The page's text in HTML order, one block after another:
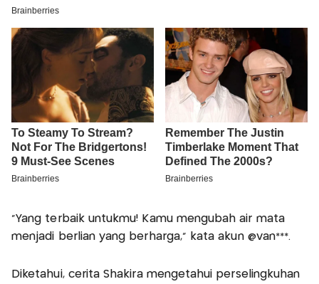
"Yang terbaik untukmu! Kamu mengubah air mata
menjadi berlian yang berharga," kata akun @van***.
Diketahui, cerita Shakira mengetahui perselingkuhan